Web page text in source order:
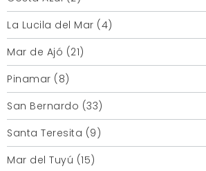
La Lucila del Mar (4)
Mar de Ajó (21)
Pinamar (8)
San Bernardo (33)
Santa Teresita (9)
Mar del Tuyú (15)